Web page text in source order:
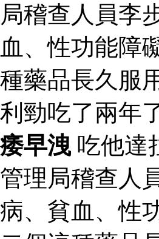
局稽查人員李
血、性功能障
種藥品長久服
利勁吃了兩年
痿早洩 吃他達
管理局稽查人
病、貧血、性